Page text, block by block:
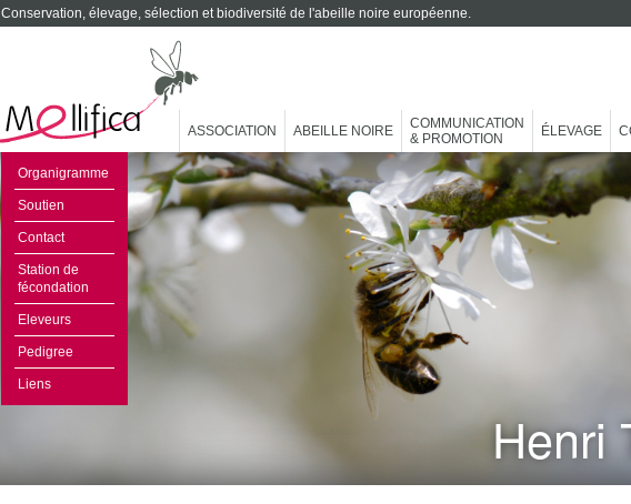
Conservation, élevage, sélection et biodiversité de l'abeille noire européenne.
ASSOCIATION ABEILLE NOIRE
COMMUNICATION
& PROMOTION
ÉLEVAGE
Organigramme
Soutien
Contact
Station de
fécondation
Eleveurs
Pedigree
Liens
Henri